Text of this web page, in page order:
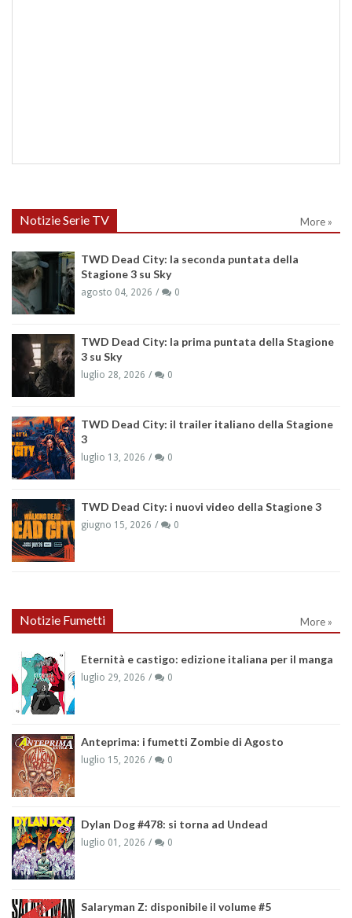
Notizie Serie TV More »
TWD Dead City: la seconda puntata della
Stagione 3 su Sky
agosto 04, 2026 0
TWD Dead City: la prima puntata della Stagione
3 su Sky
luglio 28, 2026 0
TWD Dead City: il trailer italiano della Stagione
3
luglio 13, 2026 0
TWD Dead City: i nuovi video della Stagione 3
giugno 15, 2026 0
Notizie Fumetti More »
Eternità e castigo: edizione italiana per il manga
luglio 29, 2026 0
Anteprima: i fumetti Zombie di Agosto
luglio 15, 2026 0
Dylan Dog #478: si torna ad Undead
luglio 01, 2026 0
Salaryman Z: disponibile il volume #5